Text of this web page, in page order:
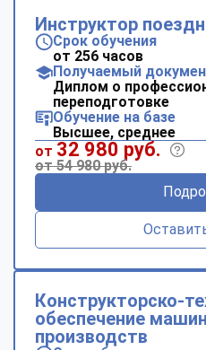
Инструктор
Срок обучения
от 256 часов
Получаемый
Диплом о
переподготовке
Обучение на базе
Высшее, среднее
от 32 980 руб.
от 54 980 руб.
Конструкторско-
обеспечение
производств